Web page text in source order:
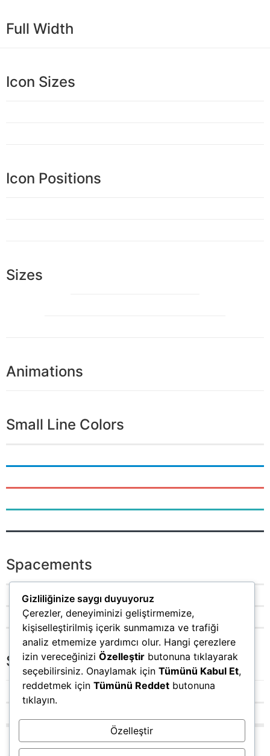
Full Width
Icon Sizes
Icon Positions
Sizes
Animations
Small Line Colors
Spacements
Sizes
Gizliliğinize saygı duyuyoruz
Çerezler, deneyiminizi geliştirmemize,
kişiselleştirilmiş içerik sunmamıza ve trafiği
analiz etmemize yardımcı olur. Hangi çerezlere
izin vereceğinizi Özelleştir butonuna tıklayarak
seçebilirsiniz. Onaylamak için Tümünü Kabul Et,
reddetmek için Tümünü Reddet butonuna
tıklayın.
Özelleştir